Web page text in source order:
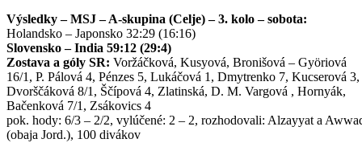
Výsledky – MSJ – A-skupina (Celje) – 3. kolo – sobota:
Holandsko – Japonsko 32:29 (16:16)
Slovensko – India 59:12 (29:4)
Zostava a góly SR: Voržáčková, Kusyová, Bronišová – Györiová
16/1, P. Pálová 4, Pénzes 5, Lukáčová 1, Dmytrenko 7, Kucserová 3,
Dvorščáková 8/1, Ščípová 4, Zlatinská, D. M. Vargová , Hornyák,
Bačenková 7/1, Zsákovics 4
pok. hody: 6/3 – 2/2, vylúčené: 2 – 2, rozhodovali: Alzayyat a
(obaja Jord.), 100 divákov